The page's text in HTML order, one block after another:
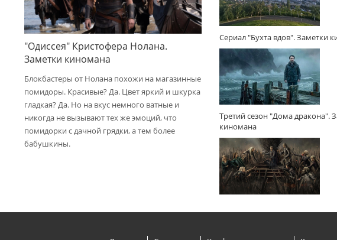
"Одиссея" Кристофера Нолана.
Заметки киномана
Блокбастеры от Нолана похожи на магазинные
помидоры. Красивые? Да. Цвет яркий и шкурка
гладкая? Да. Но на вкус немного ватные и
никогда не вызывают тех же эмоций, что
помидорки с дачной грядки, а тем более
бабушкины.
Сериал "Бухта вдов". Заметки
Третий сезон "Дома дракона".
киномана